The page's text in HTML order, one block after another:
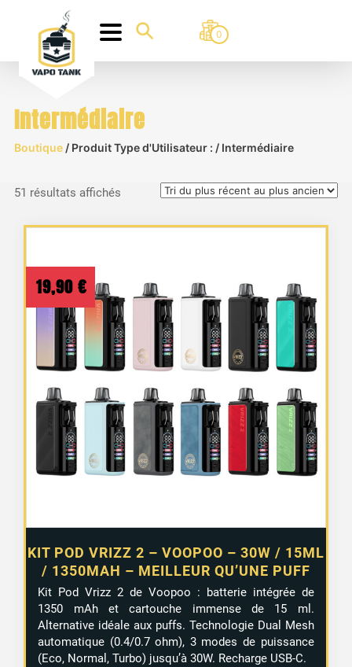
0
Intermédiaire
Boutique/ Produit Type d'Utilisateur : / Intermédiaire
51 résultats affichésTrié
plus
ancien
KIT POD VRIZZ 2 – VOOPOO – 30W / 15ML
/ 1350MAH – MEILLEUR QU’UNE PUFF
19,90 €
Kit Pod Vrizz 2 de Voopoo : batterie intégrée de
1350 mAh et cartouche immense de 15 ml.
Alternative idéale aux puffs. Technologie Dual Mesh
automatique (0.4/0.7 ohm), 3 modes de puissance
(Eco, Normal, Turbo) jusqu’à 30W. Recharge USB-C.